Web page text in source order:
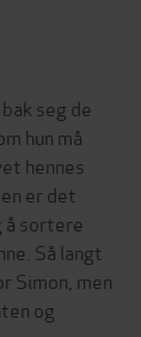
seg de
hun må
hennes
er det
å sortere
Så langt
Simon, men
og